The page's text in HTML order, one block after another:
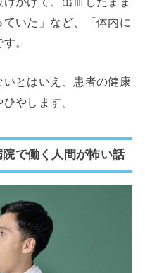
いた」など、「体内に
。
とはいえ、患者の健康
やします。
で働く人間が怖い話